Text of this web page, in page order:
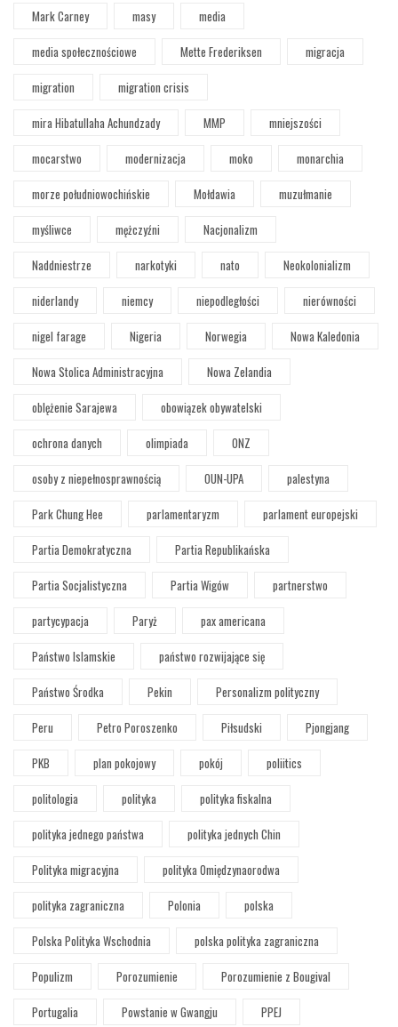
Mark Carney
masy
media
media społecznościowe
Mette Frederiksen
migracja
migration
migration crisis
mira Hibatullaha Achundzady
MMP
mniejszości
mocarstwo
modernizacja moko
monarchia
morze południowochińskie
Mołdawia
muzułmanie
myśliwce
mężczyźni
Nacjonalizm
Naddniestrze
narkotyki nato
Neokolonializm
niderlandy
niemcy niepodległości
nierówności
nigel farage
Nigeria Norwegia
Nowa Kaledonia
Nowa Stolica Administracyjna
Nowa Zelandia
oblężenie Sarajewa
obowiązek obywatelski
ochrona danych
olimpiada
ONZ
osoby z niepełnosprawnością
OUN-UPA
palestyna
Park Chung Hee
parlamentaryzm
parlament europejski
Partia Demokratyczna
Partia Republikańska
Partia Socjalistyczna
Partia Wigów
partnerstwo
partycypacja
Paryż
pax americana
Państwo Islamskie
państwo rozwijające się
Państwo Środka
Pekin
Personalizm polityczny
Peru
Petro Poroszenko Piłsudski
Pjongjang
PKB
plan pokojowy pokój
poliitics
politologia
polityka
polityka fiskalna
polityka jednego państwa
polityka jednych Chin
Polityka migracyjna
polityka Omiędzynaorodwa
polityka zagraniczna
Polonia
polska
Polska Polityka Wschodnia
polska polityka zagraniczna
Populizm
Porozumienie
Porozumienie z Bougival
Portugalia
Powstanie w Gwangju PPEJ